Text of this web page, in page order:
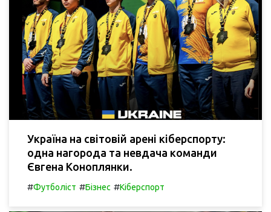
Україна на світовій арені кіберспорту:
одна нагорода та невдача команди
Євгена Коноплянки.
#Футболіст #Бізнес #Кіберспорт